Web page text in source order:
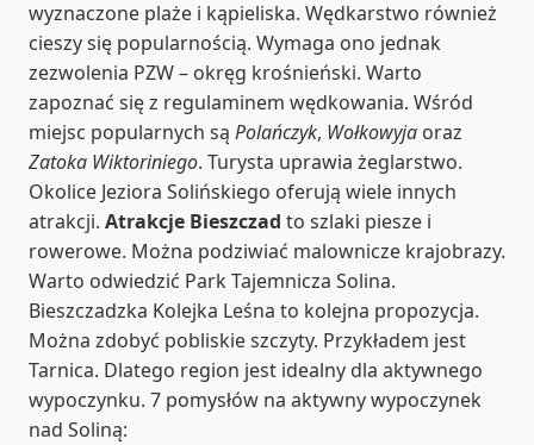
wyznaczone plaże i kąpieliska. Wędkarstwo również
cieszy się popularnością. Wymaga ono jednak
zezwolenia PZW – okręg krośnieński. Warto
zapoznać się z regulaminem wędkowania. Wśród
miejsc popularnych są Polańczyk, Wołkowyja oraz
Zatoka Wiktoriniego. Turysta uprawia żeglarstwo.
Okolice Jeziora Solińskiego oferują wiele innych
atrakcji. Atrakcje Bieszczad to szlaki piesze i
rowerowe. Można podziwiać malownicze krajobrazy.
Warto odwiedzić Park Tajemnicza Solina.
Bieszczadzka Kolejka Leśna to kolejna propozycja.
Można zdobyć pobliskie szczyty. Przykładem jest
Tarnica. Dlatego region jest idealny dla aktywnego
wypoczynku. 7 pomysłów na aktywny wypoczynek
nad Soliną: